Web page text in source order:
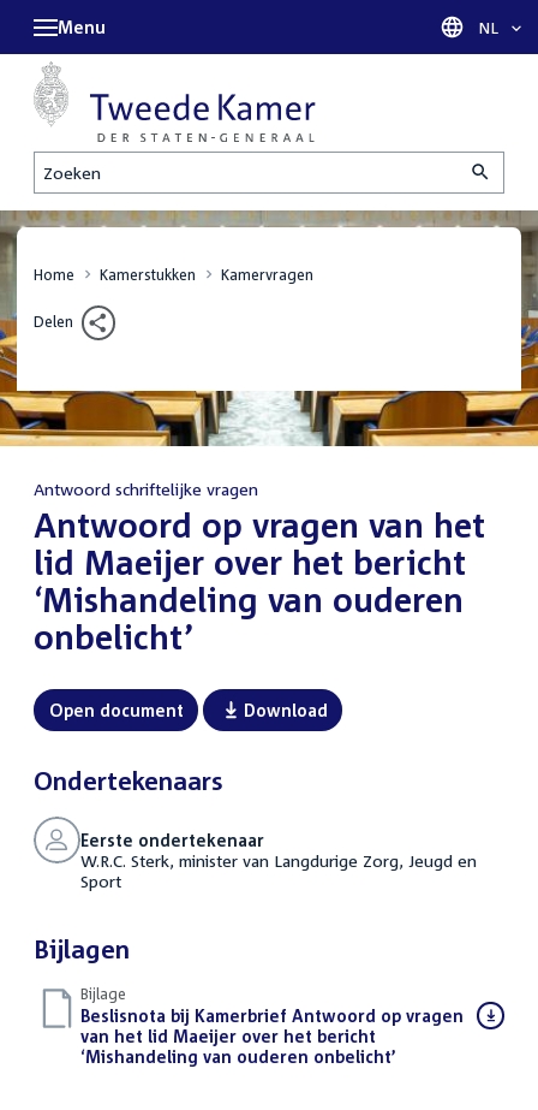
Zoeken
Menu Taal
NL
Home Kamerstukken Kamervragen
Delen
Antwoord schriftelijke vragen
Antwoord op vragen van het
lid Maeijer over het bericht
‘Mishandeling van ouderen
onbelicht’
Open document Download
Ondertekenaars
Eerste ondertekenaar
W.R.C. Sterk, minister van Langdurige Zorg, Jeugd en
Sport
Bijlagen
Bijlage
Download
bestand:
Beslisnota bij Kamerbrief Antwoord op vragen
van het lid Maeijer over het bericht
‘Mishandeling van ouderen onbelicht’